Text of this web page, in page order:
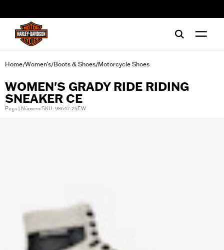
Home/Women's/Boots & Shoes/Motorcycle Shoes
WOMEN'S GRADY RIDE RIDING
SNEAKER CE
Peça | Número SKU: 98647-25EW